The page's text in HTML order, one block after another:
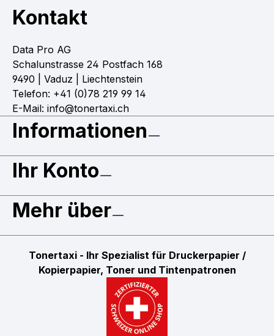
Kontakt
Data Pro AG
Schalunstrasse 24 Postfach 168
9490 | Vaduz | Liechtenstein
Telefon: +41 (0)78 219 99 14
E-Mail: info@tonertaxi.ch
Informationen
Ihr Konto
Mehr über
Tonertaxi - Ihr Spezialist für Druckerpapier /
Kopierpapier, Toner und Tintenpatronen